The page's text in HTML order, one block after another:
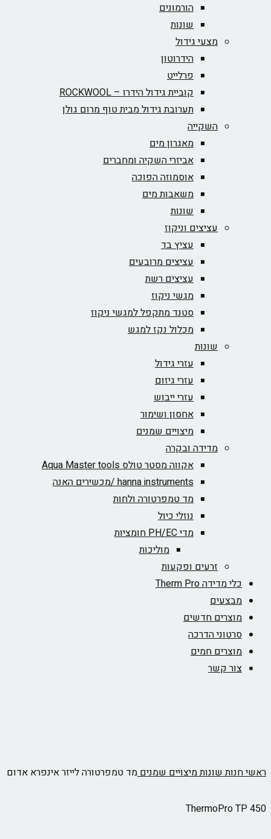
הורמונים
שונות
מצעי גידול
הידרוטון
פרלייט
קוביית גידול הידרו – ROCKWOOL‏
תערובת גידול מבית טוף מרום גולן
השקייה
מאגרון מים
אביזרי השקיה ומחברים
אוסמוזה הפוכה
משאבות מים
שונות
עציצים וניקוז
עציץ בד
עציצים מרובעים
עציצים רשת
מגשי ניקוז
סטנד מתקפל למגשי ניקוז
מכלול נקז למגש
שונות
עזרי גידול
עזרי גיזום
עזרי ייבוש
אחסון ושימור
מיצויים שמנים
מדידה ובקרה
אקווה מסטר טולס Aqua Master tools
hanna instruments /מכשירים האנה
מד טמפרטורה ולחות
נוזלי כיול
מדי PH/EC חומציות
מוליכות
זרעים ופקעות
כלי מדידה Therm Pro
מבצעים
מוצרים חדשים
סרטוני הדרכה
מוצרים חמים
צור קשר
ראשיחנותשונותמיצויים שמניםמד טמפרטורה לייזר אינפרא אדום
ThermoPro TP 450